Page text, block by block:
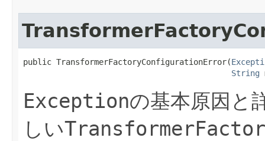
public TransformerFactoryConfigurationError​(
String
Exceptionの基本原因と
しい